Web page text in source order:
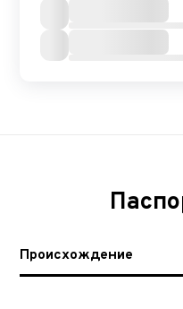
Происхождение